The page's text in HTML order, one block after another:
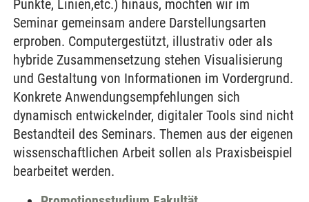
Punkte, Linien,etc.) hinaus, möchten wir im
Seminar gemeinsam andere Darstellungsarten
erproben. Computergestützt, illustrativ oder als
hybride Zusammensetzung stehen Visualisierung
und Gestaltung von Informationen im Vordergrund.
Konkrete Anwendungsempfehlungen sich
dynamisch entwickelnder, digitaler Tools sind nicht
Bestandteil des Seminars. Themen aus der eigenen
wissenschaftlichen Arbeit sollen als Praxisbeispiel
bearbeitet werden.